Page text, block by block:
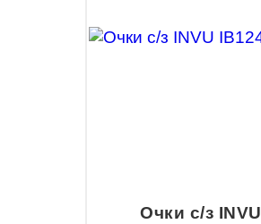
Очки с/з INVU